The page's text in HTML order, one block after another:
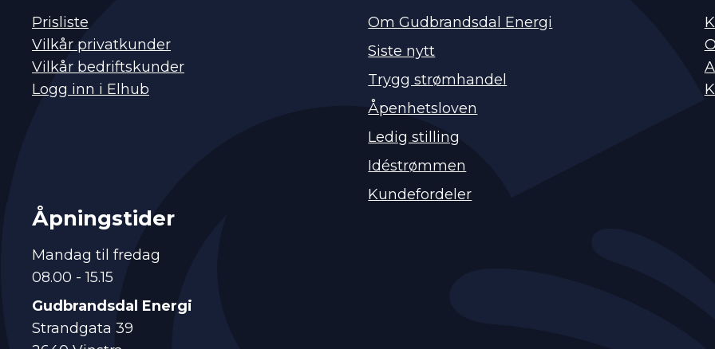
Prisliste
Vilkår privatkunder
Vilkår bedriftskunder
Logg inn i Elhub
Om Gudbrandsdal Energi
Siste nytt
Trygg strømhandel
Åpenhetsloven
Ledig stilling
Idéstrømmen
Kundefordeler
Åpningstider
Mandag til fredag
08.00 - 15.15
Gudbrandsdal Energi
Strandgata 39